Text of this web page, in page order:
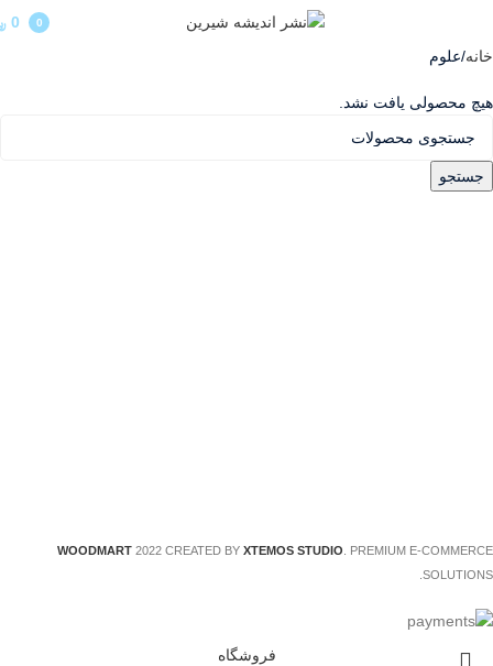
0
0
خانه علوم
هیچ محصولی یافت نشد.
جستجو
WOODMART 2022 CREATED BY XTEMOS STUDIO . PREMIUM E-COMMERCE
SOLUTIONS.
فروشگاه